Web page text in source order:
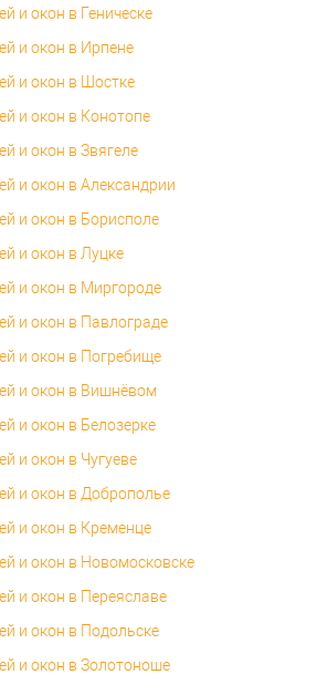
и окон в Геническе
и окон в Ирпене
и окон в Шостке
и окон в Конотопе
и окон в Звягеле
и окон в Александрии
и окон в Борисполе
и окон в Луцке
и окон в Миргороде
и окон в Павлограде
и окон в Погребище
и окон в Вишнёвом
и окон в Белозерке
и окон в Чугуеве
и окон в Доброполье
и окон в Кременце
и окон в Новомосковске
и окон в Переяславе
и окон в Подольске
и окон в Золотоноше